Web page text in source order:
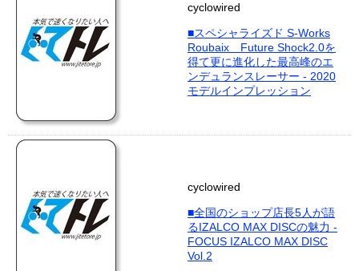
cyclowired
■スペシャライズド S-Works
Roubaix Future Shock2.0を
得て更に進化した最高峰のエ
ンデュランスレーサー - 2020
モデルインプレッション
cyclowired
■全国のショップ店長5人が語
るIZALCO MAX DISCの魅力 -
FOCUS IZALCO MAX DISC
Vol.2